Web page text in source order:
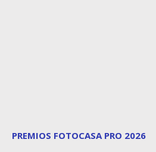
PREMIOS FOTOCASA PRO 2026